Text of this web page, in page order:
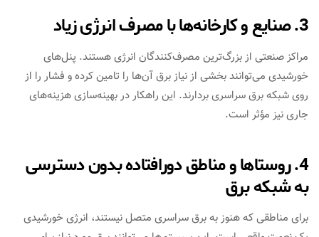
3. صنایع و کارخانه‌ها با مصرف انرژی زیاد
مراکز صنعتی از بزرگ‌ترین مصرف‌کنندگان انرژی هستند. پنل‌های
خورشیدی می‌توانند بخشی از نیاز برق آن‌ها را تامین کرده و فشار را از
روی شبکه برق سراسری بردارند. این راهکار در بهینه‌سازی هزینه‌های
جاری نیز مؤثر است.
4. روستاها و مناطق دورافتاده بدون دسترسی
به شبکه برق
برای مناطقی که هنوز به برق سراسری متصل نیستند، انرژی خورشیدی